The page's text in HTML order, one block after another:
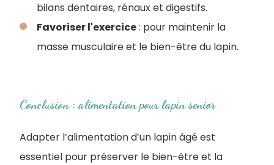
bilans dentaires, rénaux et digestifs.
Favoriser l'exercice: pour maintenir la
masse musculaire et le bien-être du lapin.
Conclusion : alimentation pour lapin senior
Adapter l’alimentation d’un lapin âgé est
essentiel pour préserver le bien-être et la